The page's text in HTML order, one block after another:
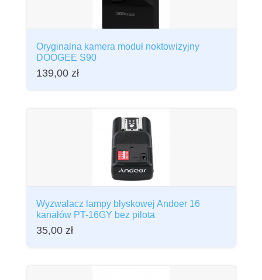
Oryginalna kamera moduł noktowizyjny
DOOGEE S90
139,00 zł
Wyzwalacz lampy błyskowej Andoer 16
kanałów PT-16GY bez pilota
35,00 zł